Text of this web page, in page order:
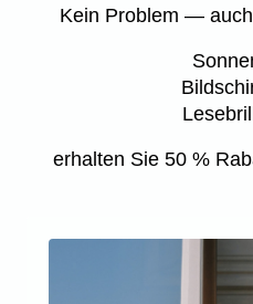
Kein Problem —
erhalten Sie 50 %